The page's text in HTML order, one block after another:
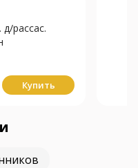
рассас.
Купить